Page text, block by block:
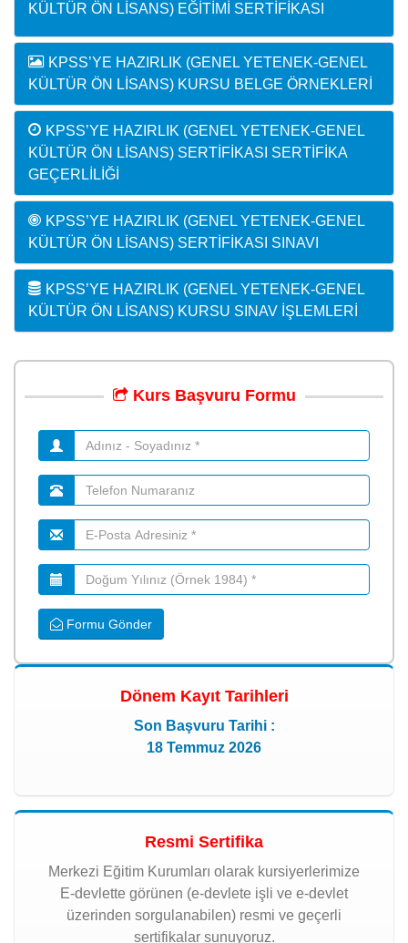
KÜLTÜR ÖN LISANS) EĞITIMI SERTIFIKASI
KPSS’YE HAZIRLIK (GENEL YETENEK-GENEL
KÜLTÜR ÖN LISANS) KURSU BELGE ÖRNEKLERI
KPSS’YE HAZIRLIK (GENEL YETENEK-GENEL
KÜLTÜR ÖN LISANS) SERTIFIKASI SERTIFIKA
GEÇERLILIĞI
KPSS’YE HAZIRLIK (GENEL YETENEK-GENEL
KÜLTÜR ÖN LISANS) SERTIFIKASI SINAVI
KPSS’YE HAZIRLIK (GENEL YETENEK-GENEL
KÜLTÜR ÖN LISANS) KURSU SINAV İŞLEMLERI
Kurs Başvuru Formu
Formu Gönder
Dönem Kayıt Tarihleri
Son Başvuru Tarihi :
18 Temmuz 2026
Resmi Sertifika
Merkezi Eğitim Kurumları olarak kursiyerlerimize
E-devlette görünen (e-devlete işli ve e-devlet
üzerinden sorgulanabilen) resmi ve geçerli
sertifikalar sunuyoruz.